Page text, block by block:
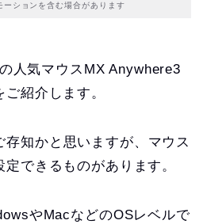
ーションを含む場合があります
人気マウスMX Anywhere3
紹介します。
存知かと思いますが、マウス
できるものがあります。
やMacなどのOSレベルで